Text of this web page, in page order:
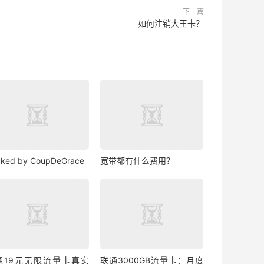
下一篇
如何注销大王卡？
by CoupDeGrace 宽带都有什么费用？
19元无限流量卡真实 联通3000GB流量卡：月度